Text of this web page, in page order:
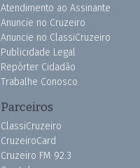
Atendimento ao Assinante
Anuncie no Cruzeiro
Anuncie no ClassiCruzeiro
Publicidade Legal
Repórter Cidadão
Trabalhe Conosco
Parceiros
ClassiCruzeiro
CruzeiroCard
Cruzeiro FM 92.3